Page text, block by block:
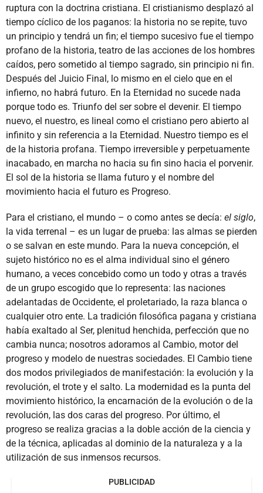
ruptura con la doctrina cristiana. El cristianismo desplazó al
tiempo cíclico de los paganos: la historia no se repite, tuvo
un principio y tendrá un fin; el tiempo sucesivo fue el tiempo
profano de la historia, teatro de las acciones de los hombres
caídos, pero sometido al tiempo sagrado, sin principio ni fin.
Después del Juicio Final, lo mismo en el cielo que en el
infierno, no habrá futuro. En la Eternidad no sucede nada
porque todo es. Triunfo del ser sobre el devenir. El tiempo
nuevo, el nuestro, es lineal como el cristiano pero abierto al
infinito y sin referencia a la Eternidad. Nuestro tiempo es el
de la historia profana. Tiempo irreversible y perpetuamente
inacabado, en marcha no hacia su fin sino hacia el porvenir.
El sol de la historia se llama futuro y el nombre del
movimiento hacia el futuro es Progreso.
Para el cristiano, el mundo – o como antes se decía: el siglo,
la vida terrenal – es un lugar de prueba: las almas se pierden
o se salvan en este mundo. Para la nueva concepción, el
sujeto histórico no es el alma individual sino el género
humano, a veces concebido como un todo y otras a través
de un grupo escogido que lo representa: las naciones
adelantadas de Occidente, el proletariado, la raza blanca o
cualquier otro ente. La tradición filosófica pagana y cristiana
había exaltado al Ser, plenitud henchida, perfección que no
cambia nunca; nosotros adoramos al Cambio, motor del
progreso y modelo de nuestras sociedades. El Cambio tiene
dos modos privilegiados de manifestación: la evolución y la
revolución, el trote y el salto. La modernidad es la punta del
movimiento histórico, la encarnación de la evolución o de la
revolución, las dos caras del progreso. Por último, el
progreso se realiza gracias a la doble acción de la ciencia y
de la técnica, aplicadas al dominio de la naturaleza y a la
utilización de sus inmensos recursos.
PUBLICIDAD